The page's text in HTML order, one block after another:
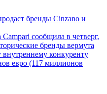
бренды Cinzano и
сообщила в четверг,
бренды вермута
конкуренту
евро (117 миллионов